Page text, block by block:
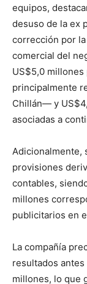
equipos,
desuso de la ex
corrección por
comercial del
US$5,0
principalmente
Chillán— y
asociadas a
Adicionalmente,
provisiones
contables,
millones
publicitarios en
La compañía
resultados
millones, lo que